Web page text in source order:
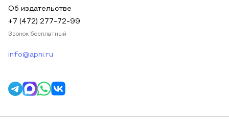
Об издательстве
+7 (472) 277-72-99
Звонок бесплатный
info@apni.ru